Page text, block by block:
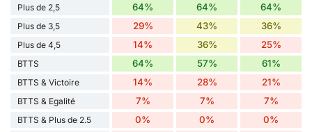
Plus de 2,5 64% 64% 64%
Plus de 3,5 29% 43% 36%
Plus de 4,5 14% 36% 25%
BTTS 64% 57% 61%
BTTS & Victoire 14% 28% 21%
BTTS & Egalité 7% 7% 7%
BTTS & Plus de 2.5 0% 0% 0%